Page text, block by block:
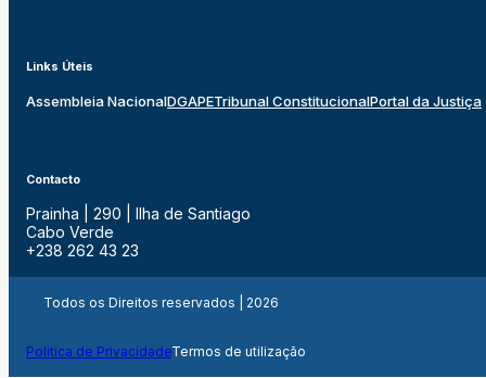
Links Úteis
Assembleia NacionalDGAPETribunal ConstitucionalPortal da Justiça
Contacto
Prainha | 290 | Ilha de Santiago
Cabo Verde
+238 262 43 23
Todos os Direitos reservados | 2026
Politica de PrivacidadeTermos de utilização